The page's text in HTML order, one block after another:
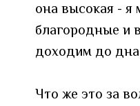
она высокая - я
благородные и
доходим до
Что же это за